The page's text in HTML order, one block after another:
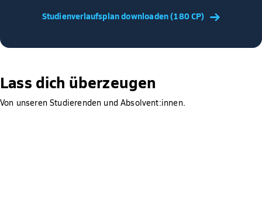
jederzeit für dich da, um gemeinsam die passende Lösung
Studienverlaufsplan downloaden (180 CP)
Lass dich überzeugen
Von unseren Studierenden und Absolvent:innen.